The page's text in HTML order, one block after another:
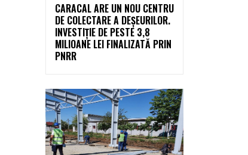
CARACAL ARE UN NOU CENTRU
DE COLECTARE A DEȘEURILOR.
INVESTIȚIE DE PESTE 3,8
MILIOANE LEI FINALIZATĂ PRIN
PNRR